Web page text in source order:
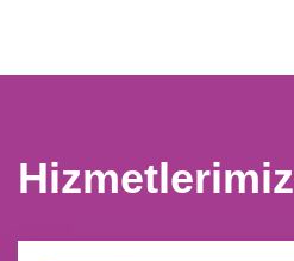
Hizmetlerimiz